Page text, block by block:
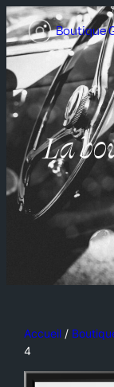
Boutique
La
Accueil /
4